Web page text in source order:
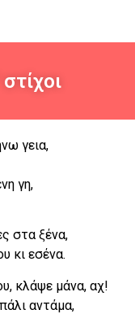
γεια,
γη,
στα ξένα,
κι εσένα.
κλάψε μάνα, αχ!
αντάμα,